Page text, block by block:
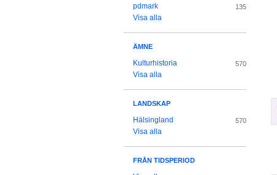
pdmark 135
Visa alla
ÄMNE
Kulturhistoria 570
Visa alla
LANDSKAP
Hälsingland 570
Visa alla
FRÅN TIDSPERIOD